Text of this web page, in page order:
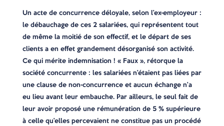
Un acte de concurrence déloyale, selon l’ex-employeur :
le débauchage de ces 2 salariées, qui représentent tout
de même la moitié de son effectif, et le départ de ses
clients a en effet grandement désorganisé son activité.
Ce qui mérite indemnisation ! « Faux », rétorque la
société concurrente : les salariées n’étaient pas liées par
une clause de non-concurrence et aucun échange n’a
eu lieu avant leur embauche. Par ailleurs, le seul fait de
leur avoir proposé une rémunération de 5 % supérieure
à celle qu’elles percevaient ne constitue pas un procédé